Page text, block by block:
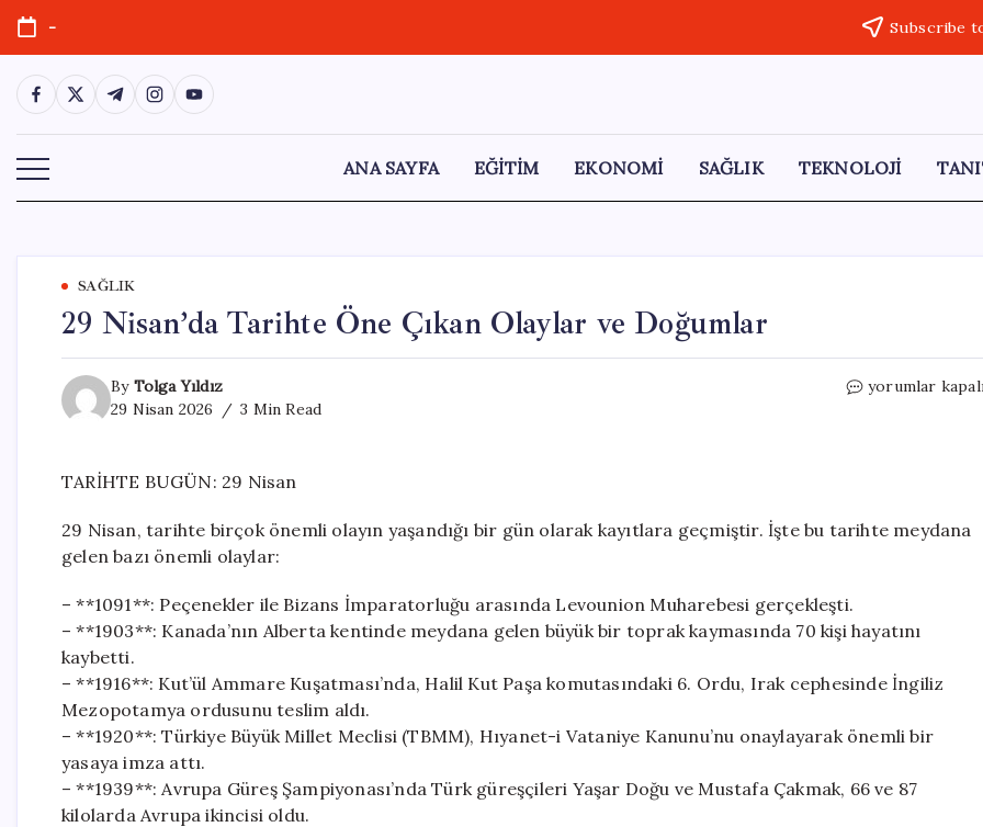
Skip
content
- Subscribe
https://www.facebook.com/
https://twitter.com/
https://t.me/
https://www.instagram.com/
https://youtube.com/
ANA SAYFA EĞİTİM EKONOMİ SAĞLIK TEKNOLOJİ
SAĞLIK
29 Nisan’da Tarihte Öne Çıkan Olaylar ve Doğumlar
By Tolga Yıldız
29 Nisan 2026
3 Min Read
29
ve
Doğumlar
yorumlar
TARİHTE BUGÜN: 29 Nisan
29 Nisan, tarihte birçok önemli olayın yaşandığı bir gün olarak kayıtlara geçmiştir. İşte bu tarihte meydana
gelen bazı önemli olaylar:
– **1091**: Peçenekler ile Bizans İmparatorluğu arasında Levounion Muharebesi gerçekleşti.
– **1903**: Kanada’nın Alberta kentinde meydana gelen büyük bir toprak kaymasında 70 kişi hayatını
kaybetti.
– **1916**: Kut’ül Ammare Kuşatması’nda, Halil Kut Paşa komutasındaki 6. Ordu, Irak cephesinde İngiliz
Mezopotamya ordusunu teslim aldı.
– **1920**: Türkiye Büyük Millet Meclisi (TBMM), Hıyanet-i Vataniye Kanunu’nu onaylayarak önemli bir
yasaya imza attı.
– **1939**: Avrupa Güreş Şampiyonası’nda Türk güreşçileri Yaşar Doğu ve Mustafa Çakmak, 66 ve 87
kilolarda Avrupa ikincisi oldu.